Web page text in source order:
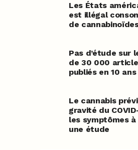
Les États
est illégal
de
Pas d’étude sur
de 30 000
publiés en 10 ans
Le cannabis
gravité du
les symptômes
une étude